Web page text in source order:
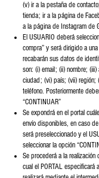
(v) ir a la pestaña de
tienda; ir a la página de
a la página de Instagram de
El USUARIO deberá
compra” y será dirigido a
recabarán sus datos de
son: (i) email; (ii) nombre;
ciudad; (vi) país; (vii) región;
teléfono. Posteriormente
“CONTINUAR”
Se expondrá en el portal
envío disponibles, en caso
será preseleccionado y el
seleccionar la opción
Se procederá a la realización
cual el PORTAL especificará